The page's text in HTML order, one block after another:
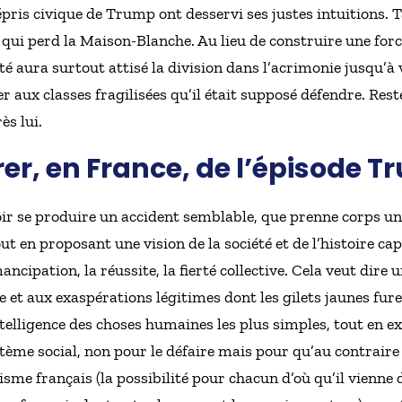
civique de Trump ont desservi ses justes intuitions.
perd la Maison-Blanche. Au lieu de construire une
aura surtout attisé la division dans l’acrimonie jusqu’à
aux classes fragilisées qu’il était supposé défendre.
lui.
en France, de l’épisode
se produire un accident semblable, que prenne corps
en proposant une vision de la société et de l’histoire
la réussite, la fierté collective. Cela veut dire
et aux exaspérations légitimes dont les gilets jaunes
des choses humaines les plus simples, tout en
social, non pour le défaire mais pour qu’au
français (la possibilité pour chacun d’où qu’il vienne